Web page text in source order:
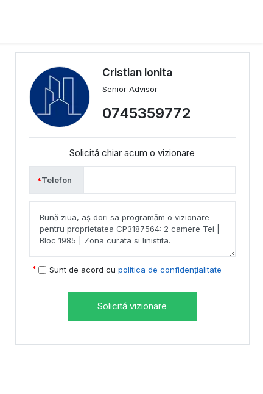
Cristian Ionita
Senior Advisor
0745359772
Solicită chiar acum o vizionare
Telefon
Sunt de acord cu politica de confidențialitate
Solicită vizionare